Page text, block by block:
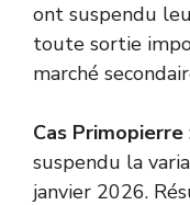
ont suspendu
toute sortie
marché
Cas Primopierre
suspendu la
janvier 2026.